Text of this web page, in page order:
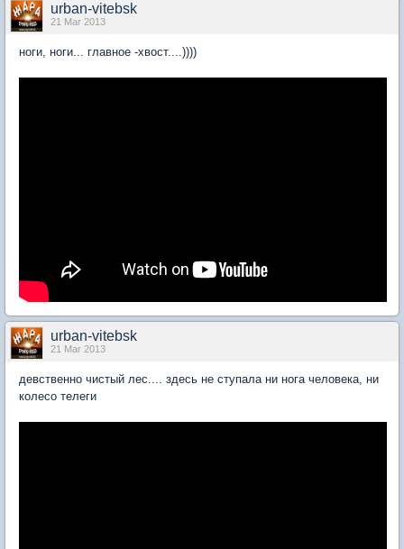
urban-vitebsk
21 Mar 2013
ноги, ноги... главное -хвост....))))
urban-vitebsk
21 Mar 2013
девственно чистый лес.... здесь не ступала ни нога человека, ни
колесо телеги